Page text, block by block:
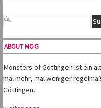
ABOUT MOG
Monsters of Göttingen ist ein
mal mehr, mal weniger
Göttingen.